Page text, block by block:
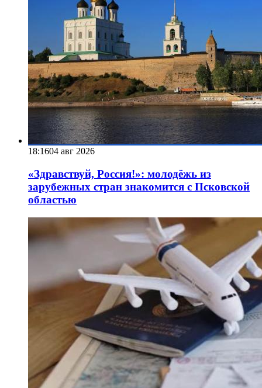
18:1604 авг 2026
«Здравствуй, Россия!»: молодёжь из
зарубежных стран знакомится с Псковской
областью